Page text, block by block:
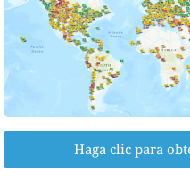
Haga clic para